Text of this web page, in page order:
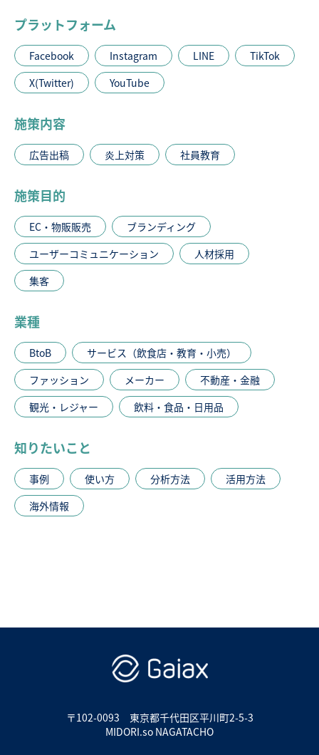
プラットフォーム
Facebook Instagram LINE
TikTok
X(Twitter)
YouTube
施策内容
広告出稿 炎上対策 社員教育
施策目的
EC・物販販売
ブランディング
ユーザーコミュニケーション
人材採用
集客
業種
BtoB
サービス（飲食店・教育・小売）
ファッション
メーカー
不動産・金融
観光・レジャー
飲料・食品・日用品
知りたいこと
事例 使い方 分析方法
活用方法
海外情報
〒102-0093 東京都千代田区平川町2-5-3
MIDORI.so NAGATACHO